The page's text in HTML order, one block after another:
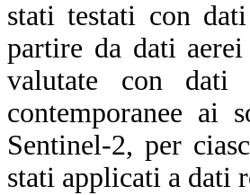
stati testati con
partire da dati
valutate con dati
contemporanee
Sentinel-2, per
stati applicati a dati